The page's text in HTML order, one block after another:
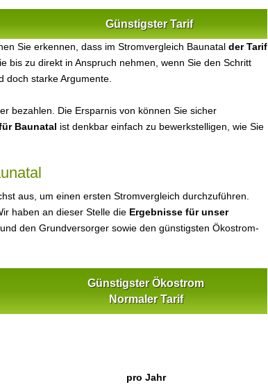
Günstigster Tarif
Sie erkennen, dass im Stromvergleich Baunatal der Tarif
bis zu direkt in Anspruch nehmen, wenn Sie den Schritt
doch starke Argumente.
bezahlen. Die Ersparnis von können Sie sicher
Baunatal ist denkbar einfach zu bewerkstelligen, wie Sie
aus, um einen ersten Stromvergleich durchzuführen.
haben an dieser Stelle die Ergebnisse für unser
den Grundversorger sowie den günstigsten Ökostrom-
Günstigster Ökostrom
Normaler Tarif
pro Jahr